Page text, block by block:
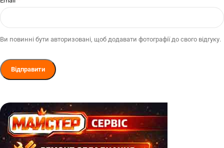
Ви повинні бути авторизовані, щоб додавати фотографії до свого відгуку.